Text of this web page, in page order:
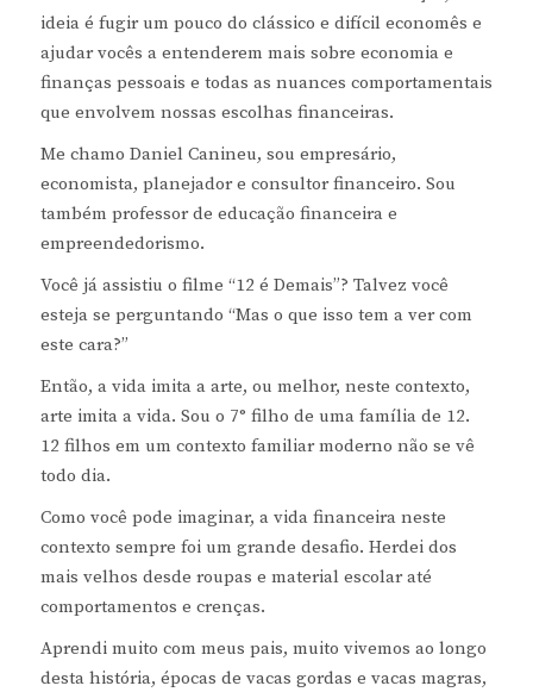
ideia é fugir um pouco do clássico e difícil economês e
ajudar vocês a entenderem mais sobre economia e
finanças pessoais e todas as nuances comportamentais
que envolvem nossas escolhas financeiras.
Me chamo Daniel Canineu, sou empresário,
economista, planejador e consultor financeiro. Sou
também professor de educação financeira e
empreendedorismo.
Você já assistiu o filme “12 é Demais”? Talvez você
esteja se perguntando “Mas o que isso tem a ver com
este cara?”
Então, a vida imita a arte, ou melhor, neste contexto,
arte imita a vida. Sou o 7° filho de uma família de 12.
12 filhos em um contexto familiar moderno não se vê
todo dia.
Como você pode imaginar, a vida financeira neste
contexto sempre foi um grande desafio. Herdei dos
mais velhos desde roupas e material escolar até
comportamentos e crenças.
Aprendi muito com meus pais, muito vivemos ao longo
desta história, épocas de vacas gordas e vacas magras,